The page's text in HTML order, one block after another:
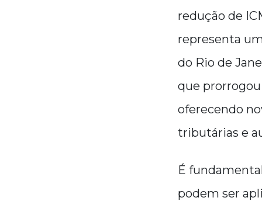
redução de
representa
do Rio de
que
oferecendo
tributárias e
É
podem ser